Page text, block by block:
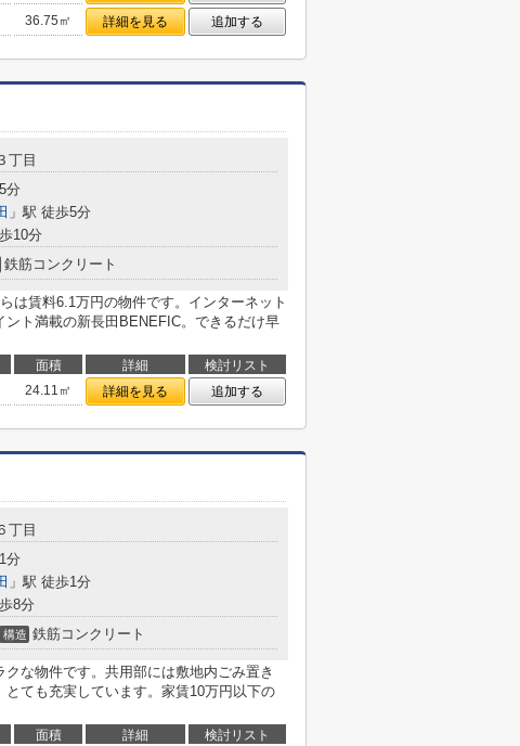
36.75㎡ 詳細を見る 追加する
丁目
分
」駅 徒歩5分
10分
鉄筋コンクリート
は賃料6.1万円の物件です。インターネット
ント満載の新長田BENEFIC。できるだけ早
面積 詳細
検討リスト
24.11㎡ 詳細を見る 追加する
丁目
分
」駅 徒歩1分
8分
構造 鉄筋コンクリート
な物件です。共用部には敷地内ごみ置き
ても充実しています。家賃10万円以下の
面積 詳細
検討リスト